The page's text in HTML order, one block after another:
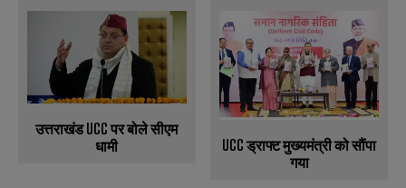
उत्तराखंड UCC पर बोले सीएम
धामी
UCC ड्राफ्ट मुख्यमंत्री को सौंपा
गया